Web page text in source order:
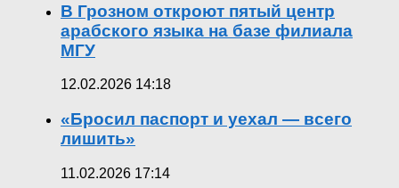
В Грозном откроют пятый центр
арабского языка на базе филиала
МГУ
12.02.2026 14:18
«Бросил паспорт и уехал — всего
лишить»
11.02.2026 17:14